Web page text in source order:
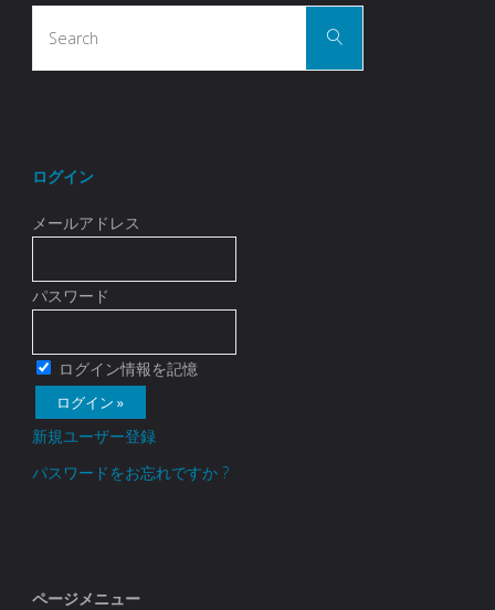
Search
ログイン
メールアドレス
パスワード
ログイン情報を記憶
新規ユーザー登録
パスワードをお忘れですか ?
ページメニュー